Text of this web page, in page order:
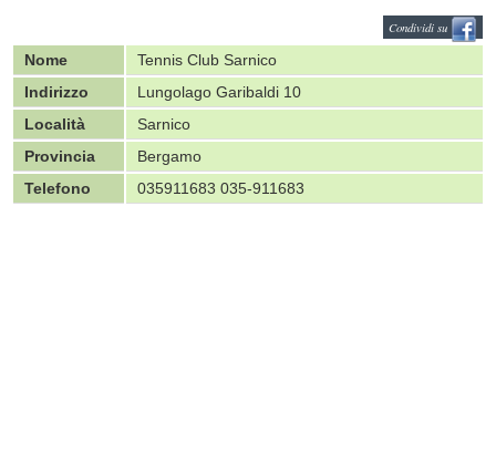
Condividi su
Nome
Tennis Club Sarnico
Indirizzo
Lungolago Garibaldi 10
Località
Sarnico
Provincia
Bergamo
Telefono
035911683 035-911683